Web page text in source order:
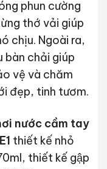
phun cường
thớ vải giúp
chịu. Ngoài ra,
bàn chải giúp
vệ và chăm
đẹp, tinh tươm.
nước cầm tay
thiết kế nhỏ
thiết kế gập